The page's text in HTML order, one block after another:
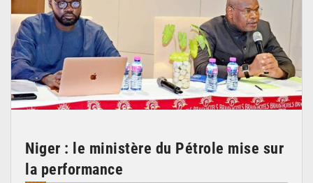
Niger : le ministère du Pétrole mise sur
la performance